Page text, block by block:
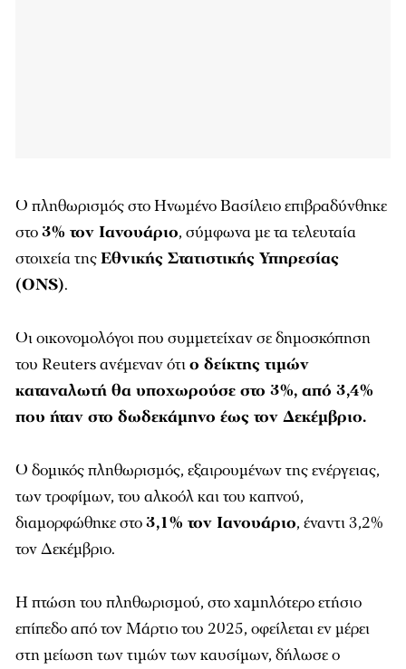
Ο πληθωρισμός στο Ηνωμένο Βασίλειο επιβραδύνθηκε
στο3% τον Ιανουάριο, σύμφωνα με τα τελευταία
στοιχεία τηςΕθνικής Στατιστικής Υπηρεσίας
(ONS).
Οι οικονομολόγοι που συμμετείχαν σε δημοσκόπηση
του Reuters ανέμεναν ότιο δείκτης τιμών
καταναλωτή θα υποχωρούσε στο 3%, από 3,4%
που ήταν στο δωδεκάμηνο έως τον Δεκέμβριο.
Ο δομικός πληθωρισμός, εξαιρουμένων της ενέργειας,
των τροφίμων, του αλκοόλ και του καπνού,
διαμορφώθηκε στο3,1% τον Ιανουάριο, έναντι 3,2%
τον Δεκέμβριο.
Η πτώση του πληθωρισμού, στο χαμηλότερο ετήσιο
επίπεδο από τον Μάρτιο του 2025, οφείλεται εν μέρει
στη μείωση των τιμών των καυσίμων, δήλωσε ο